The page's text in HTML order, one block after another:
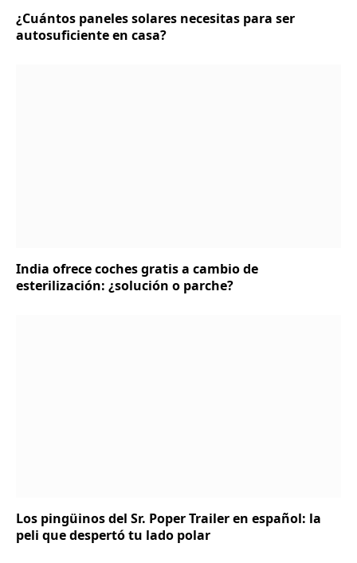
¿Cuántos paneles solares necesitas para ser
autosuficiente en casa?
India ofrece coches gratis a cambio de
esterilización: ¿solución o parche?
Los pingüinos del Sr. Poper Trailer en español: la
peli que despertó tu lado polar